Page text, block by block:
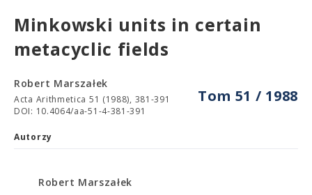
Minkowski units in certain
metacyclic fields
Tom 51 / 1988
Robert Marszałek
Acta Arithmetica 51 (1988), 381-391
DOI: 10.4064/aa-51-4-381-391
Autorzy
Robert Marszałek